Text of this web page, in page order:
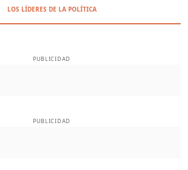
LOS LÍDERES DE LA POLÍTICA
PUBLICIDAD
PUBLICIDAD